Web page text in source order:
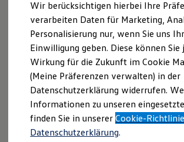
Branchenlösungen & Gewerbekunden
Umbaulösungen und Hersteller
Auf- und Umbauten entdecken &
Groß- und Sonderkunden
Großkunden
Kommunen & Behörden
Journalisten
Sportvereine
Branchenlösungen
Bau & Handwerk
Gewerbliche
Service & mobile
Kurier, Logistik & Handel
Servicetermin
online
Nutzen Sie unser Onlineformular,
unkompliziert einen Servicetermin
Volkswagen NutzfahrzeugePartner
Wir berücksichtigen hierbei Ihre
verarbeiten Daten für Marketing,
Personalisierung nur, wenn Sie uns
Einwilligung geben. Diese können
Wirkung für die Zukunft im Cookie
(Meine Präferenzen verwalten) in der
Datenschutzerklärung widerrufen.
Informationen zu unseren
finden Sie in unsererCookie-Richtlinie
Datenschutzerklärung.